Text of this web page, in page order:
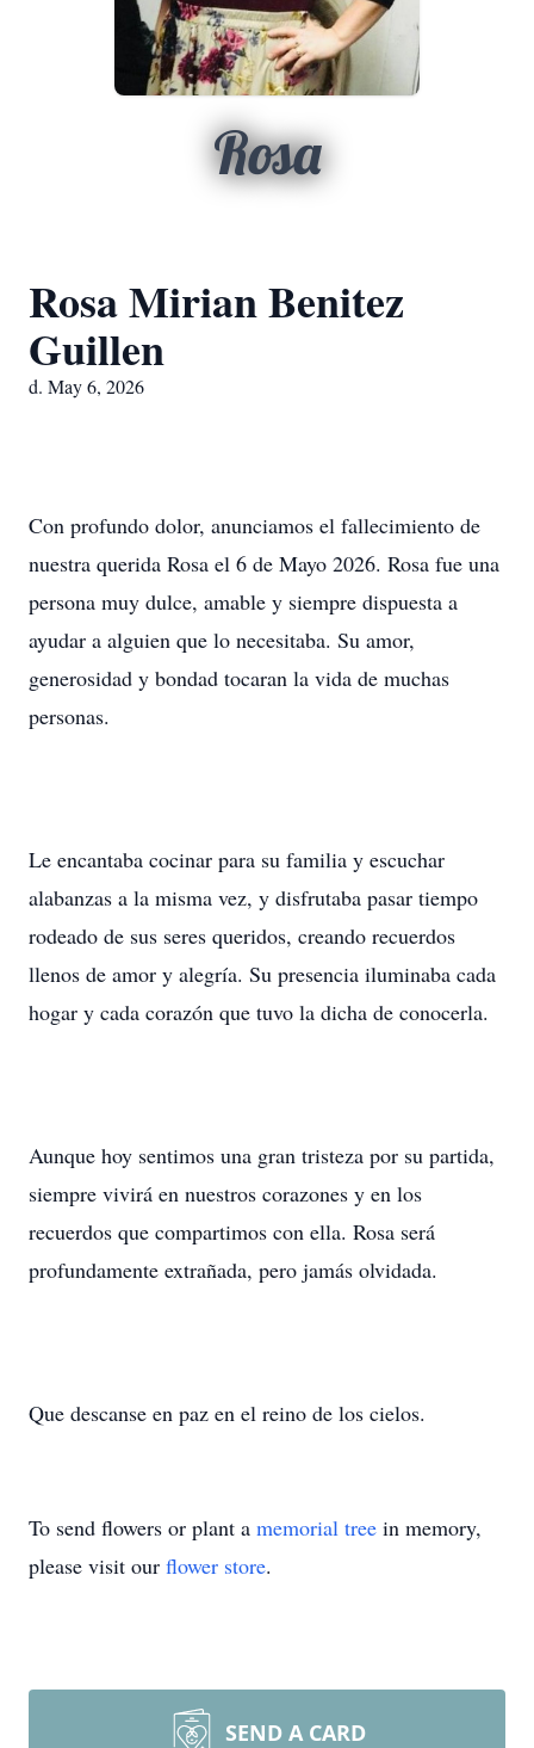
Rosa
Rosa Mirian Benitez
Guillen
d. May 6, 2026
Con profundo dolor, anunciamos el fallecimiento de
nuestra querida Rosa el 6 de Mayo 2026. Rosa fue una
persona muy dulce, amable y siempre dispuesta a
ayudar a alguien que lo necesitaba. Su amor,
generosidad y bondad tocaran la vida de muchas
personas.
Le encantaba cocinar para su familia y escuchar
alabanzas a la misma vez, y disfrutaba pasar tiempo
rodeado de sus seres queridos, creando recuerdos
llenos de amor y alegría. Su presencia iluminaba cada
hogar y cada corazón que tuvo la dicha de conocerla.
Aunque hoy sentimos una gran tristeza por su partida,
siempre vivirá en nuestros corazones y en los
recuerdos que compartimos con ella. Rosa será
profundamente extrañada, pero jamás olvidada.
Que descanse en paz en el reino de los cielos.
To send flowers or plant a memorial tree in memory,
please visit our flower store.
SEND A CARD